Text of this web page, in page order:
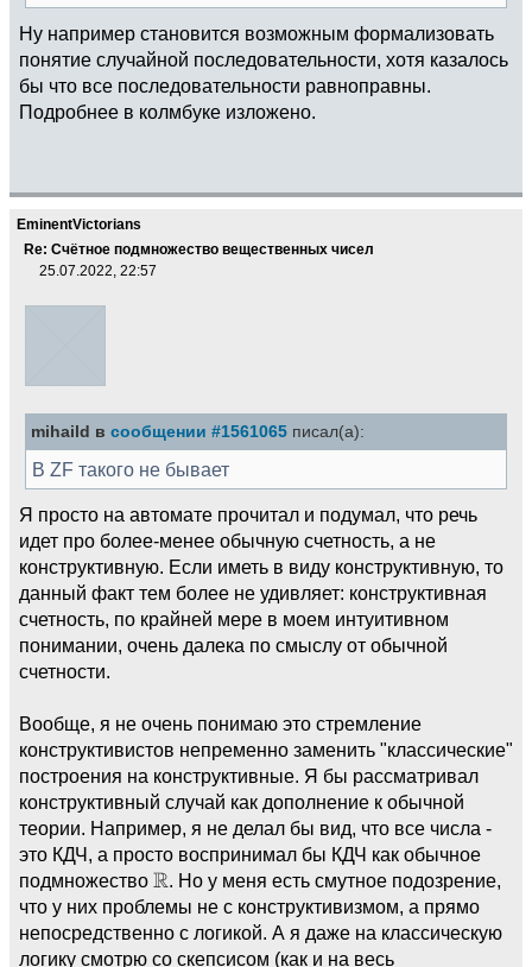
Ну например становится возможным формализовать
понятие случайной последовательности, хотя казалось
бы что все последовательности равноправны.
Подробнее в колмбуке изложено.
EminentVictorians
Re: Счётное подмножество вещественных чисел
25.07.2022, 22:57
mihaild в сообщении #1561065 писал(а):
В ZF такого не бывает
Я просто на автомате прочитал и подумал, что речь
идет про более-менее обычную счетность, а не
конструктивную. Если иметь в виду конструктивную, то
данный факт тем более не удивляет: конструктивная
счетность, по крайней мере в моем интуитивном
понимании, очень далека по смыслу от обычной
счетности.
Вообще, я не очень понимаю это стремление
конструктивистов непременно заменить "классические"
построения на конструктивные. Я бы рассматривал
конструктивный случай как дополнение к обычной
теории. Например, я не делал бы вид, что все числа -
это КДЧ, а просто воспринимал бы КДЧ как обычное
подмножество
. Но у меня есть смутное подозрение,
что у них проблемы не с конструктивизмом, а прямо
непосредственно с логикой. А я даже на классическую
логику смотрю со скепсисом (как и на весь